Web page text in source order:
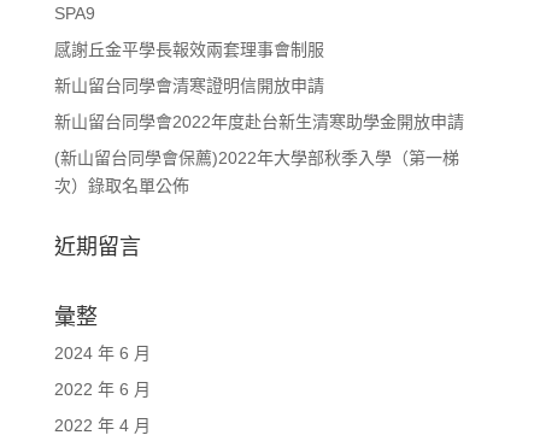
SPA9
感謝丘金平學長報效兩套理事會制服
新山留台同學會清寒證明信開放申請
新山留台同學會2022年度赴台新生清寒助學金開放申請
(新山留台同學會保薦)2022年大學部秋季入學（第一梯
次）錄取名單公佈
近期留言
彙整
2024 年 6 月
2022 年 6 月
2022 年 4 月